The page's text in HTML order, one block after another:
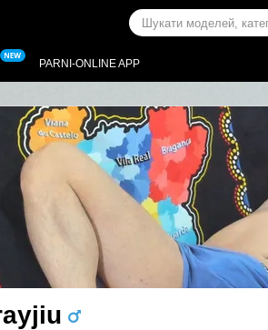
PARNI-ONLINE APP